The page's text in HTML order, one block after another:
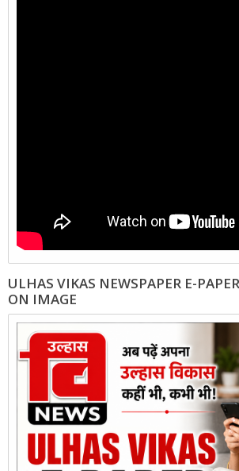
ULHAS VIKAS NEWSPAPER E-
ON IMAGE